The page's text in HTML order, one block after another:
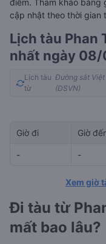
điểm. Tham khảo bảng
cập nhật theo thời gian
Lịch tàu Phan
nhất ngày
Lịch tàu
từ
Đường sắt Việt
(DSVN)
Giờ đi Giờ
- -
Xem giờ
Đi tàu từ
mất bao lâu?